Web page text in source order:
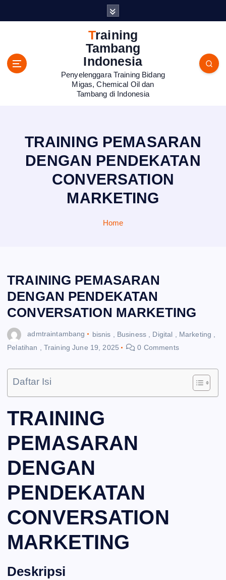
Training
Tambang
Indonesia
Penyelenggara Training Bidang
Migas, Chemical Oil dan
Tambang di Indonesia
TRAINING PEMASARAN
DENGAN PENDEKATAN
CONVERSATION
MARKETING
Home
TRAINING PEMASARAN
DENGAN PENDEKATAN
CONVERSATION MARKETING
admtraintambang bisnis Business, Digital Marketing
Pelatihan
Training June 19, 2025 0 Comments
Daftar Isi
TRAINING
PEMASARAN
DENGAN
PENDEKATAN
CONVERSATION
MARKETING
Deskripsi